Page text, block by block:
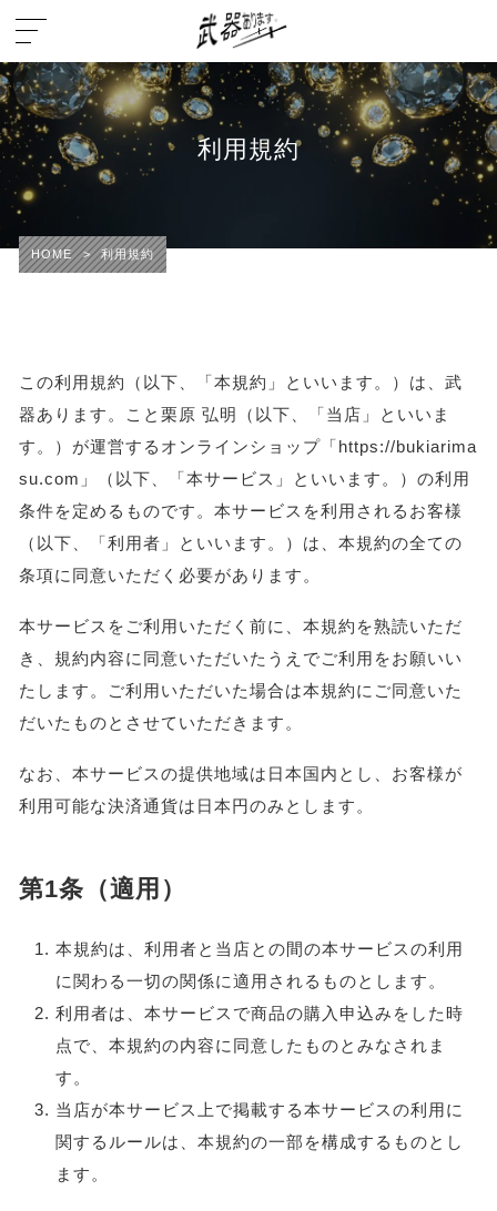
利用規約
HOME > 利用規約
この利用規約（以下、「本規約」といいます。）は、武
器あります。こと栗原 弘明（以下、「当店」といいま
す。）が運営するオンラインショップ「https://bukiarima
su.com」（以下、「本サービス」といいます。）の利用
条件を定めるものです。本サービスを利用されるお客様
（以下、「利用者」といいます。）は、本規約の全ての
条項に同意いただく必要があります。
本サービスをご利用いただく前に、本規約を熟読いただ
き、規約内容に同意いただいたうえでご利用をお願いい
たします。ご利用いただいた場合は本規約にご同意いた
だいたものとさせていただきます。
なお、本サービスの提供地域は日本国内とし、お客様が
利用可能な決済通貨は日本円のみとします。
第1条（適用）
本規約は、利用者と当店との間の本サービスの利用
に関わる一切の関係に適用されるものとします。
利用者は、本サービスで商品の購入申込みをした時
点で、本規約の内容に同意したものとみなされま
す。
当店が本サービス上で掲載する本サービスの利用に
関するルールは、本規約の一部を構成するものとし
ます。